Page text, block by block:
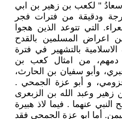
سعادُ " لكعب بن زهير بن ابي
ودقيقة من فترات فجر
التي تتوعد الذين هجوا
اعراض المسلمين بالقدح
بالتشهير في فترة
دمهم، من امثال كعب بن
وأبو سفيان بن الحارث،
و أبو عزة الجمحي .
وعبد الله بن الزبعرى
النبي عنهما . فيما لاذ هبيرة
أما ابو عزة الجمحي فقد